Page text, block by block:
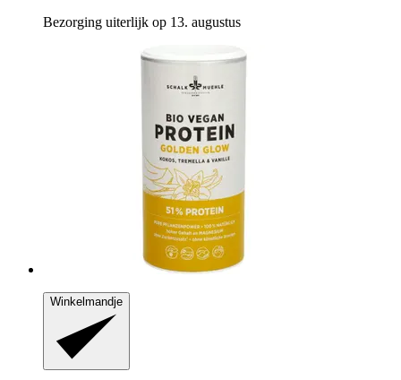
Bezorging uiterlijk op 13. augustus
Winkelmandje